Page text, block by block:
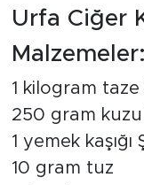
Urfa Ciğer
Malzemeler:
1 kilogram
250 gram
1 yemek
10 gram tuz